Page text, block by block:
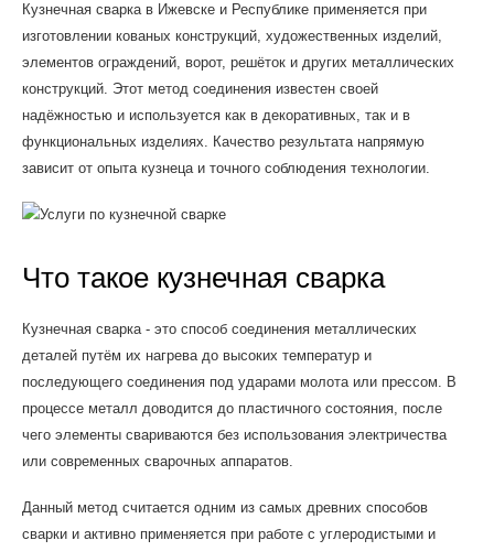
Кузнечная сварка в Ижевске и Республике применяется при
изготовлении кованых конструкций, художественных изделий,
элементов ограждений, ворот, решёток и других металлических
конструкций. Этот метод соединения известен своей
надёжностью и используется как в декоративных, так и в
функциональных изделиях. Качество результата напрямую
зависит от опыта кузнеца и точного соблюдения технологии.
Что такое кузнечная сварка
Кузнечная сварка - это способ соединения металлических
деталей путём их нагрева до высоких температур и
последующего соединения под ударами молота или прессом. В
процессе металл доводится до пластичного состояния, после
чего элементы свариваются без использования электричества
или современных сварочных аппаратов.
Данный метод считается одним из самых древних способов
сварки и активно применяется при работе с углеродистыми и